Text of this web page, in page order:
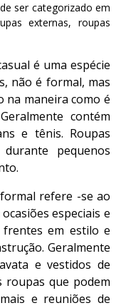
ser categorizado em
externas, roupas
é uma espécie
não é formal, mas
na maneira como é
contém
e tênis. Roupas
pequenos
refere -se ao
especiais e
em estilo e
Geralmente
e vestidos de
roupas que podem
e reuniões de